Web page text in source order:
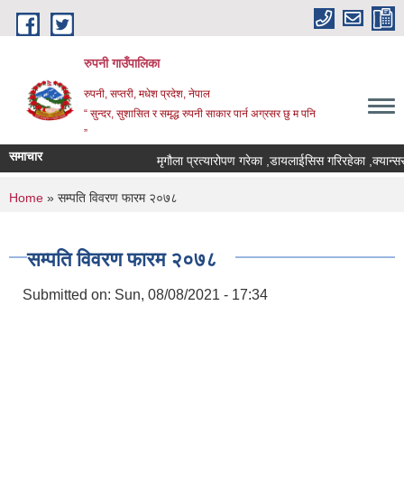
Skip to main content
रुपनी गाउँपालिका
रुपनी, सप्तरी, मधेश प्रदेश, नेपाल
“ सुन्दर, सुशासित र समृद्ध रुपनी साकार पार्न अग्रसर छु म पनि
”
समाचार मृगौला प्रत्यारोपण गरेका ,डायलाईसिस गरिरहेका
You are here
Home » सम्पति विवरण फारम २०७८
सम्पति विवरण फारम २०७८
Submitted on: Sun, 08/08/2021 - 17:34